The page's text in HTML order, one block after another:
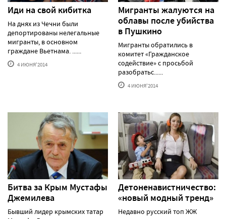
Иди на свой кибитка
На днях из Чечни были
депортированы нелегальные
мигранты, в основном
граждане Вьетнама. ......
4 ИЮНЯ'2014
Мигранты жалуются на
облавы после убийства
в Пушкино
Мигранты обратились в
комитет «Гражданское
содействие» с просьбой
разобратьс......
4 ИЮНЯ'2014
Битва за Крым Мустафы
Джемилева
Бывший лидер крымских татар
Детоненавистничество:
«новый модный тренд»
Недавно русский топ ЖЖ